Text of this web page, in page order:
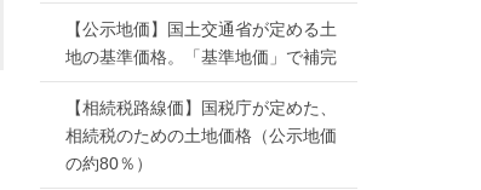
【公示地価】国土交通省が定める土
地の基準価格。「基準地価」で補完
【相続税路線価】国税庁が定めた、
相続税のための土地価格（公示地価
の約80％）